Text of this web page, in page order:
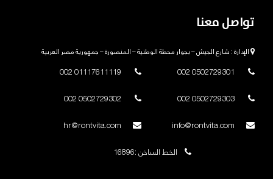
تواصل معنا
الإدارة : شارع الجيش – بجوار محطة الوطنية – المنصورة – جمهورية مصر العربية
الخط الساخن :16896